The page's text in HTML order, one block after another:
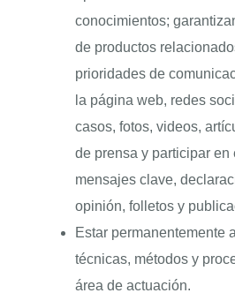
conocimientos;
de productos
prioridades de
la página web, redes
casos, fotos, videos,
de prensa y participar en
mensajes clave,
opinión, folletos y
Estar permanentemente
técnicas, métodos y
área de actuación.